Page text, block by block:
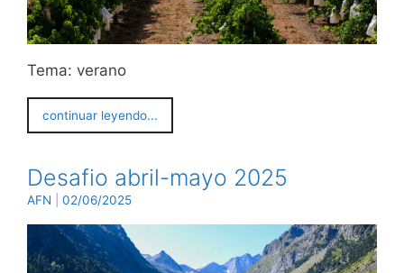
Tema: verano
continuar leyendo...
Desafio abril-mayo 2025
AFN 02/06/2025